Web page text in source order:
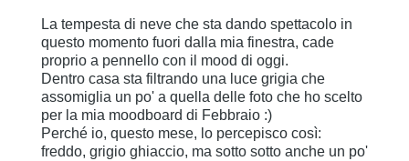
La tempesta di neve che sta dando spettacolo in
questo momento fuori dalla mia finestra, cade
proprio a pennello con il mood di oggi.
Dentro casa sta filtrando una luce grigia che
assomiglia un po' a quella delle foto che ho scelto
per la mia moodboard di Febbraio :)
Perché io, questo mese, lo percepisco così:
freddo, grigio ghiaccio, ma sotto sotto anche un po'